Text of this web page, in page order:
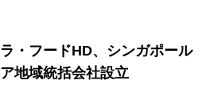
・フードHD、シンガポール
地域統括会社設立